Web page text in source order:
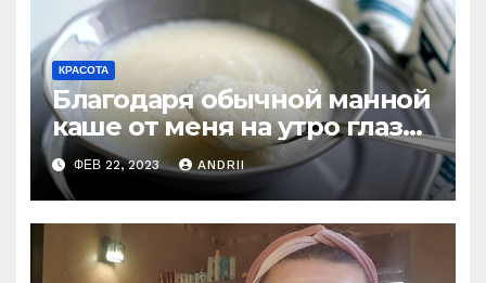
КРАСОТА
Благодаря обычной манной
каше от меня на утро глаз
не оторвать!
ФЕВ 22, 2023 ANDRII